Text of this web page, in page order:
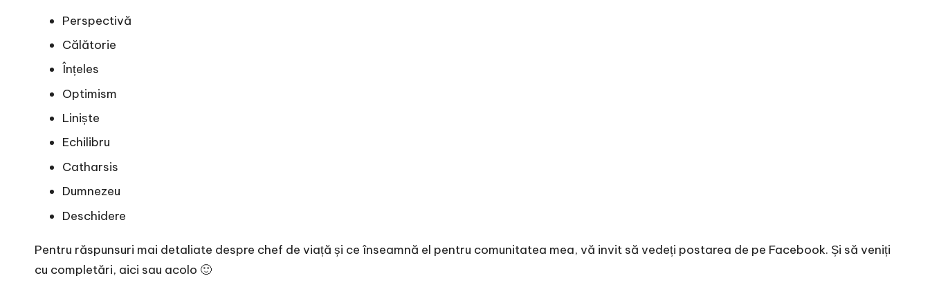
Perspectivă
Călătorie
Înțeles
Optimism
Liniște
Echilibru
Catharsis
Dumnezeu
Deschidere
Pentru răspunsuri mai detaliate despre chef de viață și ce înseamnă el pentru comunitatea mea, vă invit să vedeți postarea de pe Facebook. Și să veniți
cu completări, aici sau acolo 🙂